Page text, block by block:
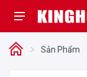
Sản Phẩm